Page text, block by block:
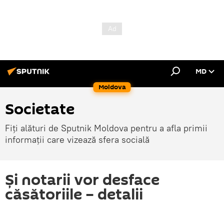
Moldova
MD
Societate
Fiți alături de Sputnik Moldova pentru a afla primii
informații care vizează sfera socială
Și notarii vor desface
căsătoriile – detalii